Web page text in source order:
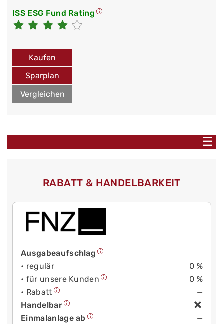
ISS ESG Fund Rating
Kaufen
Sparplan
Vergleichen
☰
RABATT & HANDELBARKEIT
Ausgabeaufschlag
• regulär
0 %
• für unsere Kunden
0 %
• Rabatt
—
Handelbar
Einmalanlage ab
—